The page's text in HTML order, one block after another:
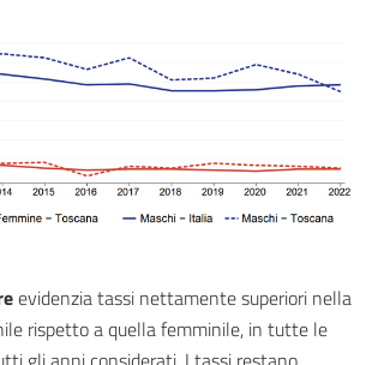
evidenzia tassi nettamente superiori nella
rispetto a quella femminile, in tutte le